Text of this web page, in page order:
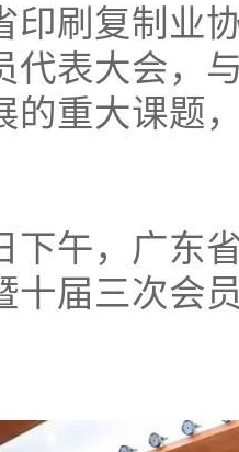
印刷复制业
代表大会，
的重大课题
下午，广东
十届三次会